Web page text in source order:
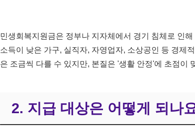
민생회복지원금은 정부나 지자체에서 경기 침체로 인
소득이 낮은 가구, 실직자, 자영업자, 소상공인 등 경제
은 조금씩 다를 수 있지만, 본질은 '생활 안정'에 초점이
2. 지급 대상은 어떻게 되나